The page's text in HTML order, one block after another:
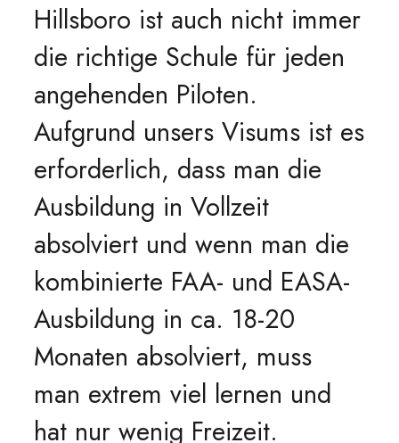
Hillsboro ist auch nicht immer
die richtige Schule für jeden
angehenden Piloten.
Aufgrund unsers Visums ist es
erforderlich, dass man die
Ausbildung in Vollzeit
absolviert und wenn man die
kombinierte FAA- und EASA-
Ausbildung in ca. 18-20
Monaten absolviert, muss
man extrem viel lernen und
hat nur wenig Freizeit.